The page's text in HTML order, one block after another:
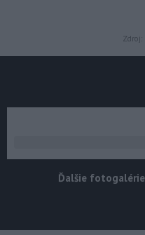
Zdroj:
Ďalšie fotogalérie